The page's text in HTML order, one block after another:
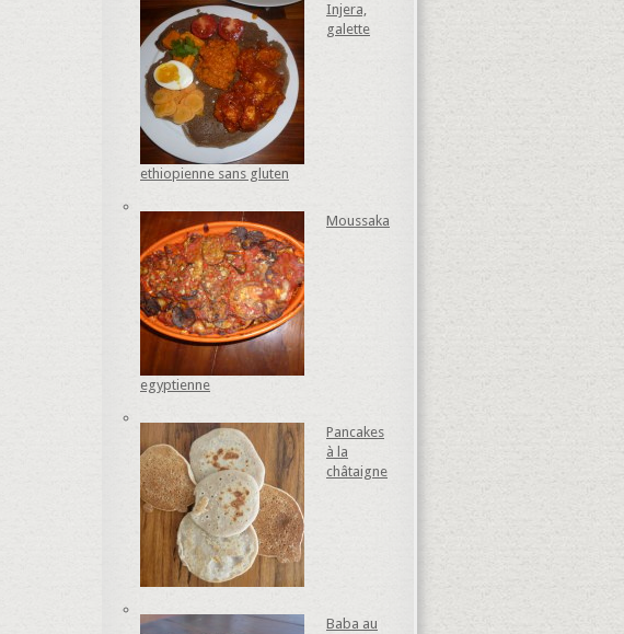
Injera,
galette
ethiopienne sans gluten
Moussaka
egyptienne
Pancakes
à la
châtaigne
Baba au